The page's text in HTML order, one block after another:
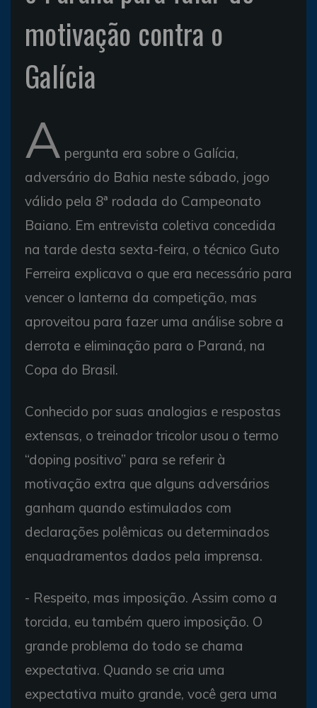
motivação contra o
Galícia
A pergunta era sobre o Galícia,
adversário do Bahia neste sábado, jogo
válido pela 8ª rodada do Campeonato
Baiano. Em entrevista coletiva concedida
na tarde desta sexta-feira, o técnico Guto
Ferreira explicava o que era necessário para
vencer o lanterna da competição, mas
aproveitou para fazer uma análise sobre a
derrota e eliminação para o Paraná, na
Copa do Brasil.
Conhecido por suas analogias e respostas
extensas, o treinador tricolor usou o termo
“doping positivo” para se referir à
motivação extra que alguns adversários
ganham quando estimulados com
declarações polêmicas ou determinados
enquadramentos dados pela imprensa.
- Respeito, mas imposição. Assim como a
torcida, eu também quero imposição. O
grande problema do todo se chama
expectativa. Quando se cria uma
expectativa muito grande, você gera uma